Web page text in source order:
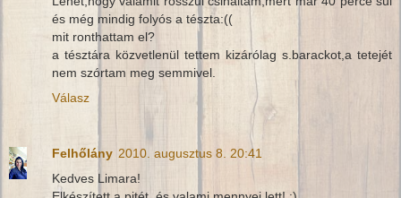
és még mindig folyós a tészta:((
mit ronthattam el?
a tésztára közvetlenül tettem kizárólag s.barackot,a tetejét
nem szórtam meg semmivel.
Válasz
Felhőlány 2010. augusztus 8. 20:41
Kedves Limara!